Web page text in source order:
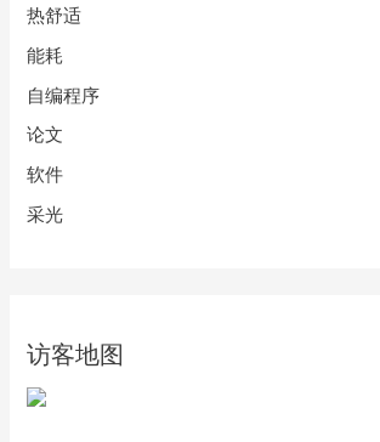
热舒适
能耗
自编程序
论文
软件
采光
访客地图